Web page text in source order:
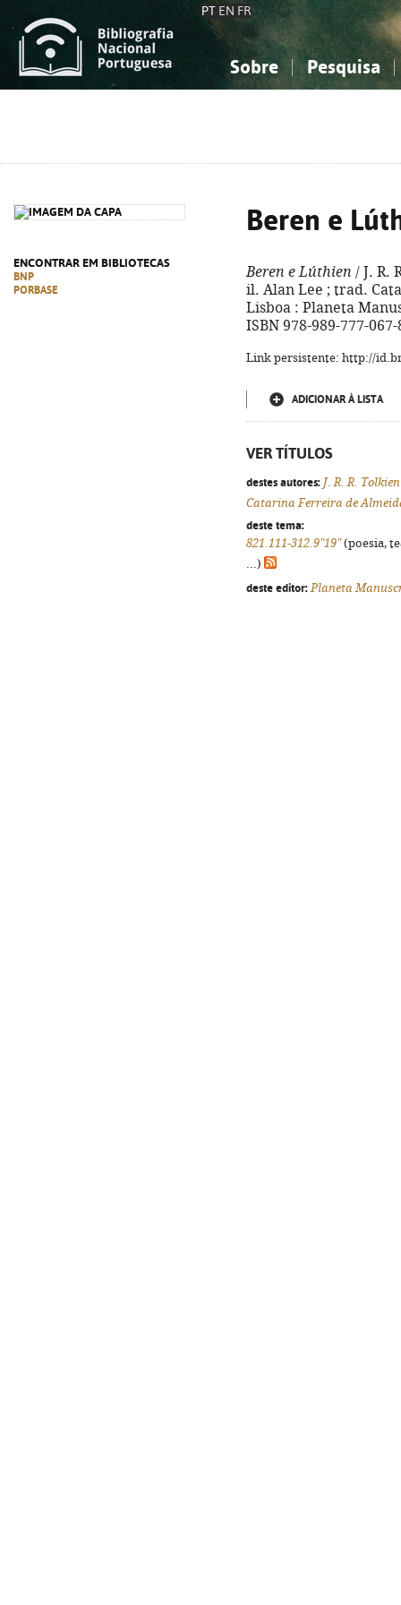
PT EN FR
Sobre Pesquisa
ENCONTRAR EM BIBLIOTECAS
BNP
PORBASE
Beren e
Beren e Lúthien / J. R.
il. Alan Lee ; trad.
Lisboa : Planeta
ISBN 978-989-777-067-
Link persistente: http://
ADICIONAR À LISTA
VER TÍTULOS
destes autores: J. R. R. Tolkien
Catarina Ferreira de
deste tema:
821.111-312.9"19"(poesia,
...)
deste editor: Planeta